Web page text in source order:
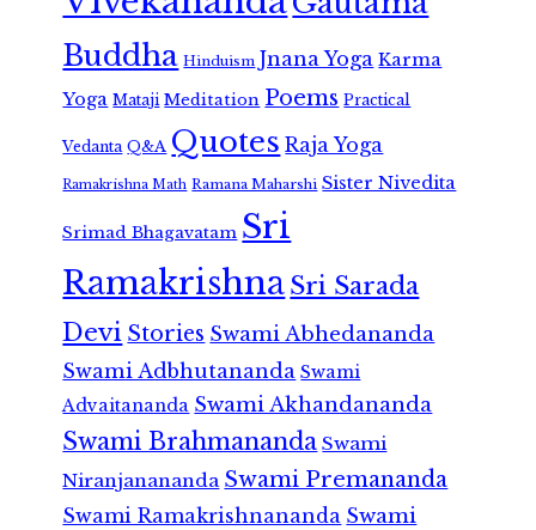
Buddha Hinduism Jnana Yoga Karma
Yoga Mataji Meditation Poems Practical
Vedanta Q&A Quotes Raja Yoga
Ramakrishna Math Ramana Maharshi Sister Nivedita
Srimad Bhagavatam Sri
RamakrishnaSri Sarada
Devi Stories Swami Abhedananda
Swami Adbhutananda Swami
Advaitananda Swami Akhandananda
Swami Brahmananda Swami
Niranjanananda Swami Premananda
Swami Ramakrishnananda Swami